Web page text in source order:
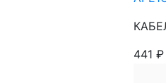
441 ₽